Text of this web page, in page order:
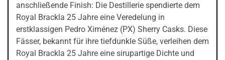
anschließende Finish: Die Destillerie spendierte dem
Royal Brackla 25 Jahre eine Veredelung in
erstklassigen Pedro Ximénez (PX) Sherry Casks. Diese
Fässer, bekannt für ihre tiefdunkle Süße, verleihen dem
Royal Brackla 25 Jahre eine sirupartige Dichte und